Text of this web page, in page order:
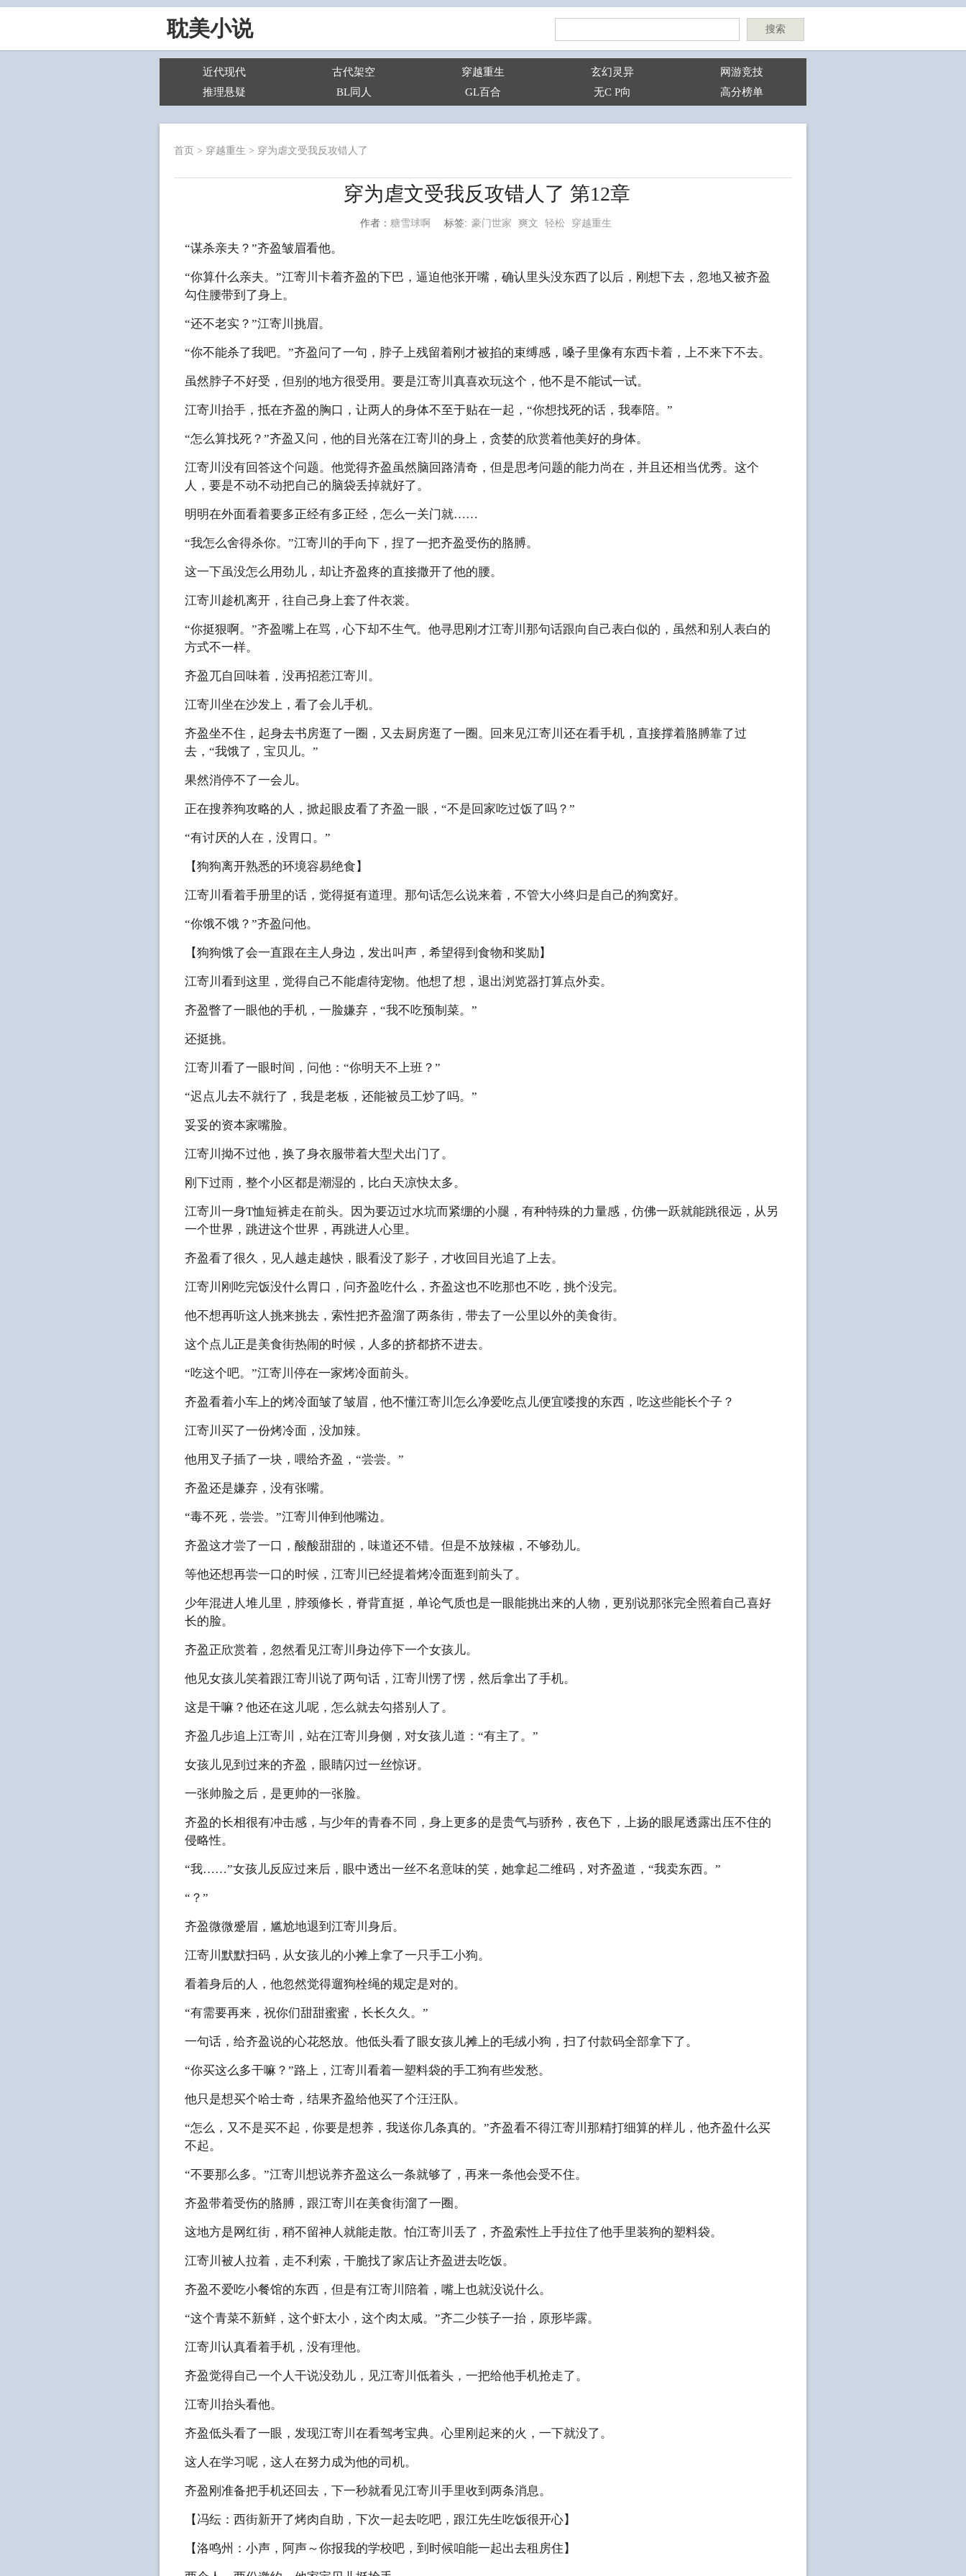
耽美小说 搜索
近代现代 古代架空 穿越重生 玄幻灵异
网游竞技
推理悬疑
BL同人 GL百合 无C P向 高分榜单
首页 > 穿越重生 > 穿为虐文受我反攻错人了
穿为虐文受我反攻错人了 第12章
作者： 糖雪球啊 标签: 豪门世家 爽文 轻松 穿越重生
“谋杀亲夫？”齐盈皱眉看他。
“你算什么亲夫。”江寄川卡着齐盈的下巴，逼迫他张开嘴，确认里头没东西了以后，刚想下去，忽地又被齐盈
勾住腰带到了身上。
“还不老实？”江寄川挑眉。
“你不能杀了我吧。”齐盈问了一句，脖子上残留着刚才被掐的束缚感，嗓子里像有东西卡着，上不来下不去。
虽然脖子不好受，但别的地方很受用。要是江寄川真喜欢玩这个，他不是不能试一试。
江寄川抬手，抵在齐盈的胸口，让两人的身体不至于贴在一起，“你想找死的话，我奉陪。”
“怎么算找死？”齐盈又问，他的目光落在江寄川的身上，贪婪的欣赏着他美好的身体。
江寄川没有回答这个问题。他觉得齐盈虽然脑回路清奇，但是思考问题的能力尚在，并且还相当优秀。这个
人，要是不动不动把自己的脑袋丢掉就好了。
明明在外面看着要多正经有多正经，怎么一关门就……
“我怎么舍得杀你。”江寄川的手向下，捏了一把齐盈受伤的胳膊。
这一下虽没怎么用劲儿，却让齐盈疼的直接撒开了他的腰。
江寄川趁机离开，往自己身上套了件衣裳。
“你挺狠啊。”齐盈嘴上在骂，心下却不生气。他寻思刚才江寄川那句话跟向自己表白似的，虽然和别人表白的
方式不一样。
齐盈兀自回味着，没再招惹江寄川。
江寄川坐在沙发上，看了会儿手机。
齐盈坐不住，起身去书房逛了一圈，又去厨房逛了一圈。回来见江寄川还在看手机，直接撑着胳膊靠了过
去，“我饿了，宝贝儿。”
果然消停不了一会儿。
正在搜养狗攻略的人，掀起眼皮看了齐盈一眼，“不是回家吃过饭了吗？”
“有讨厌的人在，没胃口。”
【狗狗离开熟悉的环境容易绝食】
江寄川看着手册里的话，觉得挺有道理。那句话怎么说来着，不管大小终归是自己的狗窝好。
“你饿不饿？”齐盈问他。
【狗狗饿了会一直跟在主人身边，发出叫声，希望得到食物和奖励】
江寄川看到这里，觉得自己不能虐待宠物。他想了想，退出浏览器打算点外卖。
齐盈瞥了一眼他的手机，一脸嫌弃，“我不吃预制菜。”
还挺挑。
江寄川看了一眼时间，问他：“你明天不上班？”
“迟点儿去不就行了，我是老板，还能被员工炒了吗。”
妥妥的资本家嘴脸。
江寄川拗不过他，换了身衣服带着大型犬出门了。
刚下过雨，整个小区都是潮湿的，比白天凉快太多。
江寄川一身T恤短裤走在前头。因为要迈过水坑而紧绷的小腿，有种特殊的力量感，仿佛一跃就能跳很远，从另
一个世界，跳进这个世界，再跳进人心里。
齐盈看了很久，见人越走越快，眼看没了影子，才收回目光追了上去。
江寄川刚吃完饭没什么胃口，问齐盈吃什么，齐盈这也不吃那也不吃，挑个没完。
他不想再听这人挑来挑去，索性把齐盈溜了两条街，带去了一公里以外的美食街。
这个点儿正是美食街热闹的时候，人多的挤都挤不进去。
“吃这个吧。”江寄川停在一家烤冷面前头。
齐盈看着小车上的烤冷面皱了皱眉，他不懂江寄川怎么净爱吃点儿便宜喽搜的东西，吃这些能长个子？
江寄川买了一份烤冷面，没加辣。
他用叉子插了一块，喂给齐盈，“尝尝。”
齐盈还是嫌弃，没有张嘴。
“毒不死，尝尝。”江寄川伸到他嘴边。
齐盈这才尝了一口，酸酸甜甜的，味道还不错。但是不放辣椒，不够劲儿。
等他还想再尝一口的时候，江寄川已经提着烤冷面逛到前头了。
少年混进人堆儿里，脖颈修长，脊背直挺，单论气质也是一眼能挑出来的人物，更别说那张完全照着自己喜好
长的脸。
齐盈正欣赏着，忽然看见江寄川身边停下一个女孩儿。
他见女孩儿笑着跟江寄川说了两句话，江寄川愣了愣，然后拿出了手机。
这是干嘛？他还在这儿呢，怎么就去勾搭别人了。
齐盈几步追上江寄川，站在江寄川身侧，对女孩儿道：“有主了。”
女孩儿见到过来的齐盈，眼睛闪过一丝惊讶。
一张帅脸之后，是更帅的一张脸。
齐盈的长相很有冲击感，与少年的青春不同，身上更多的是贵气与骄矜，夜色下，上扬的眼尾透露出压不住的
侵略性。
“我……”女孩儿反应过来后，眼中透出一丝不名意味的笑，她拿起二维码，对齐盈道，“我卖东西。”
“？”
齐盈微微蹙眉，尴尬地退到江寄川身后。
江寄川默默扫码，从女孩儿的小摊上拿了一只手工小狗。
看着身后的人，他忽然觉得遛狗栓绳的规定是对的。
“有需要再来，祝你们甜甜蜜蜜，长长久久。”
一句话，给齐盈说的心花怒放。他低头看了眼女孩儿摊上的毛绒小狗，扫了付款码全部拿下了。
“你买这么多干嘛？”路上，江寄川看着一塑料袋的手工狗有些发愁。
他只是想买个哈士奇，结果齐盈给他买了个汪汪队。
“怎么，又不是买不起，你要是想养，我送你几条真的。”齐盈看不得江寄川那精打细算的样儿，他齐盈什么买
不起。
“不要那么多。”江寄川想说养齐盈这么一条就够了，再来一条他会受不住。
齐盈带着受伤的胳膊，跟江寄川在美食街溜了一圈。
这地方是网红街，稍不留神人就能走散。怕江寄川丢了，齐盈索性上手拉住了他手里装狗的塑料袋。
江寄川被人拉着，走不利索，干脆找了家店让齐盈进去吃饭。
齐盈不爱吃小餐馆的东西，但是有江寄川陪着，嘴上也就没说什么。
“这个青菜不新鲜，这个虾太小，这个肉太咸。”齐二少筷子一抬，原形毕露。
江寄川认真看着手机，没有理他。
齐盈觉得自己一个人干说没劲儿，见江寄川低着头，一把给他手机抢走了。
江寄川抬头看他。
齐盈低头看了一眼，发现江寄川在看驾考宝典。心里刚起来的火，一下就没了。
这人在学习呢，这人在努力成为他的司机。
齐盈刚准备把手机还回去，下一秒就看见江寄川手里收到两条消息。
【冯纭：西街新开了烤肉自助，下次一起去吃吧，跟江先生吃饭很开心】
【洛鸣州：小声，阿声～你报我的学校吧，到时候咱能一起出去租房住】